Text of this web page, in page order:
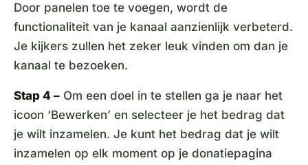
Door panelen toe te voegen, wordt de
functionaliteit van je kanaal aanzienlijk verbeterd.
Je kijkers zullen het zeker leuk vinden om dan je
kanaal te bezoeken.
Stap 4 – Om een doel in te stellen ga je naar het
icoon ‘Bewerken’ en selecteer je het bedrag dat
je wilt inzamelen. Je kunt het bedrag dat je wilt
inzamelen op elk moment op je donatiepagina